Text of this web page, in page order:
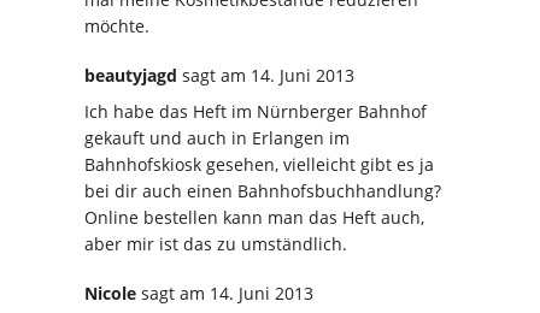
möchte.
beautyjagd sagt am 14. Juni 2013
Ich habe das Heft im Nürnberger Bahnhof
gekauft und auch in Erlangen im
Bahnhofskiosk gesehen, vielleicht gibt es ja
bei dir auch einen Bahnhofsbuchhandlung?
Online bestellen kann man das Heft auch,
aber mir ist das zu umständlich.
Nicole sagt am 14. Juni 2013